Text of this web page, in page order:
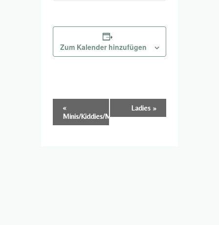
Zum Kalender hinzufügen
Veranstaltung-
Navigation
«
Minis/Kiddies/Mitties
Ladies »